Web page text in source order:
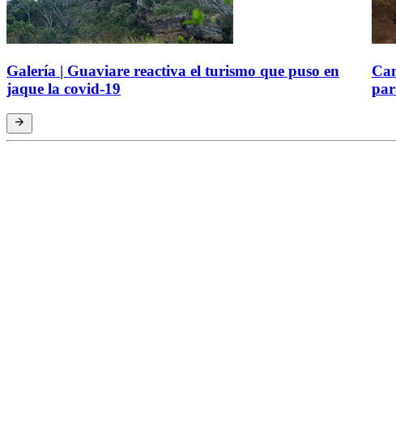
Galería | Guaviare reactiva el turismo que puso en
jaque la covid-19